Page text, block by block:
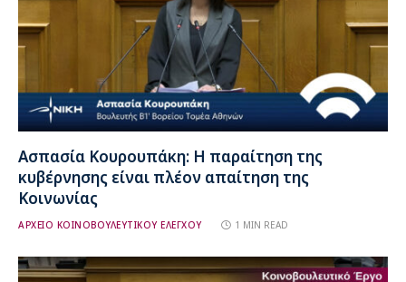
Ασπασία Κουρουπάκη: Η παραίτηση της
κυβέρνησης είναι πλέον απαίτηση της
Κοινωνίας
ΑΡΧΕΙΟ ΚΟΙΝΟΒΟΥΛΕΥΤΙΚΟΥ ΕΛΕΓΧΟΥ 1 MIN READ